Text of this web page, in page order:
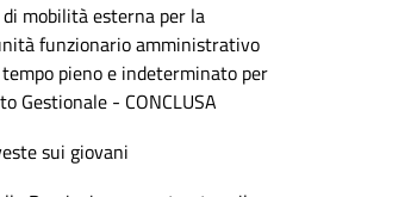
mobilità esterna per la
funzionario amministrativo
pieno e indeterminato per
Gestionale - CONCLUSA
sui giovani